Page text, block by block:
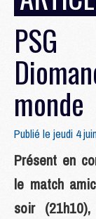
monde
Publié le jeudi 4
Présent en
le match
soir